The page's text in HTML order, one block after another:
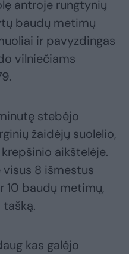
antroje rungtynių
baudų metimų
ir pavyzdingas
vilniečiams
stebėjo
žaidėjų suolelio,
aikštelėje.
8 išmestus
10 baudų metimų,
kas galėjo